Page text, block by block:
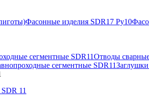
Фасонные изделия SDR17 Ру10
сегментные SDR11Отводы
сегментные SDR11